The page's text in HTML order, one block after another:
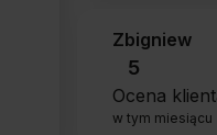
Zbigniew
5
Ocena
w tym miesiącu